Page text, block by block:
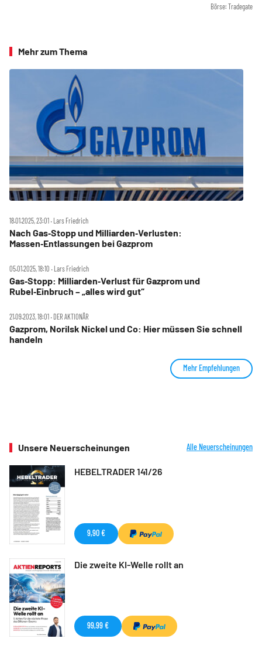
Börse: Tradegate
Mehr zum Thema
18.01.2025, 23:01 ‧ Lars Friedrich
Nach Gas‑Stopp und Milliarden‑Verlusten:
Massen‑Entlassungen bei Gazprom
05.01.2025, 18:10 ‧ Lars Friedrich
Gas‑Stopp: Milliarden‑Verlust für Gazprom und
Rubel‑Einbruch – „alles wird gut“
21.09.2023, 18:01 ‧ DER AKTIONÄR
Gazprom, Norilsk Nickel und Co: Hier müssen Sie schnell
handeln
Mehr Empfehlungen
Unsere Neuerscheinungen Alle Neuerscheinungen
HEBELTRADER 141/26
9,90 €
Die zweite KI-Welle rollt an
99,99 €